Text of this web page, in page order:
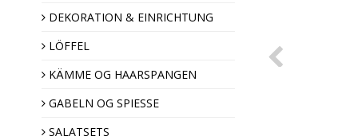
Haarspangen
Hornkämme
DEKORATION & EINRICHTUNG
LÖFFEL
KÄMME OG HAARSPANGEN
GABELN OG SPIESSE
SALATSETS